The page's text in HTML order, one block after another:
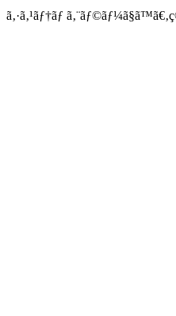
ã‚·ã‚¹ãƒ†ãƒ